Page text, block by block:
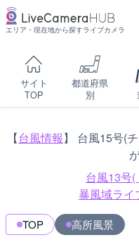
エリア・現在地から探すライブカメラ
サイト
TOP
都道府県
別
【台風情報】 台風15号(
台風13号
暴風域ライ
TOP 高所風景